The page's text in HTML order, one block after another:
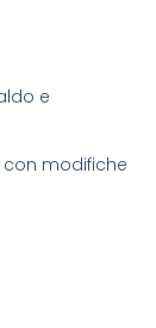
e
con modifiche